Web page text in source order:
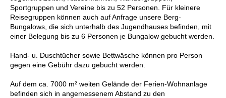
Sportgruppen und Vereine bis zu 52 Personen. Für kleinere
Reisegruppen können auch auf Anfrage unsere Berg-
Bungalows, die sich unterhalb des Jugendhauses befinden, mit
einer Belegung bis zu 6 Personen je Bungalow gebucht werden.
Hand- u. Duschtücher sowie Bettwäsche können pro Person
gegen eine Gebühr dazu gebucht werden.
Auf dem ca. 7000 m² weiten Gelände der Ferien-Wohnanlage
befinden sich in angemessenem Abstand zu den